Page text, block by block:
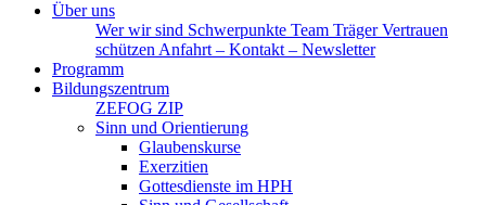
Über uns
Wer wir sind Schwerpunkte Team TrägerVertrauen
schützen Anfahrt – Kontakt – Newsletter
Programm
Bildungszentrum
ZEFOG ZIP
Sinn und Orientierung
Glaubenskurse
Exerzitien
Gottesdienste im HPH